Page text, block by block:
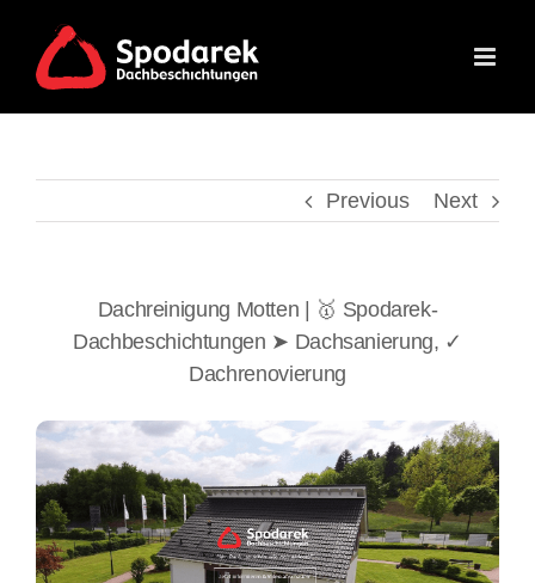
content
Previous Next
Dachreinigung Motten | 🥇 Spodarek-
Dachbeschichtungen ➤ Dachsanierung, ✓
Dachrenovierung